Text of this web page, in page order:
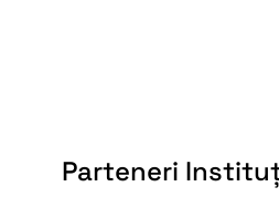
Parteneri